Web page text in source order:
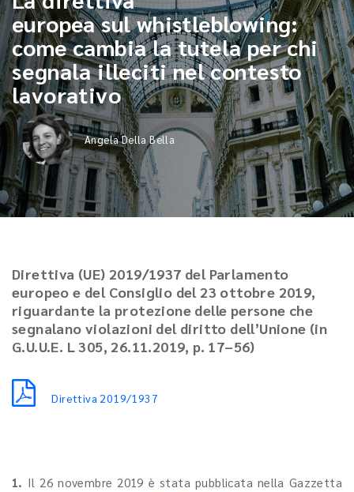
europea sul whistleblowing:
come cambia la tutela per chi
segnala illeciti nel contesto
lavorativo
Angela Della Bella
Direttiva (UE) 2019/1937 del Parlamento
europeo e del Consiglio del 23 ottobre 2019,
riguardante la protezione delle persone che
segnalano violazioni del diritto dell’Unione (in
G.U.U.E. L 305, 26.11.2019, p. 17–56)
Direttiva 2019/1937
1. Il 26 novembre 2019 è stata pubblicata nella Gazzetta